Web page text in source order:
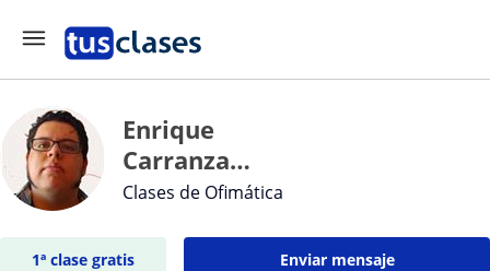
Enrique
Carranza
Guerrero
Clases de Ofimática
1ª clase gratis Enviar mensaje